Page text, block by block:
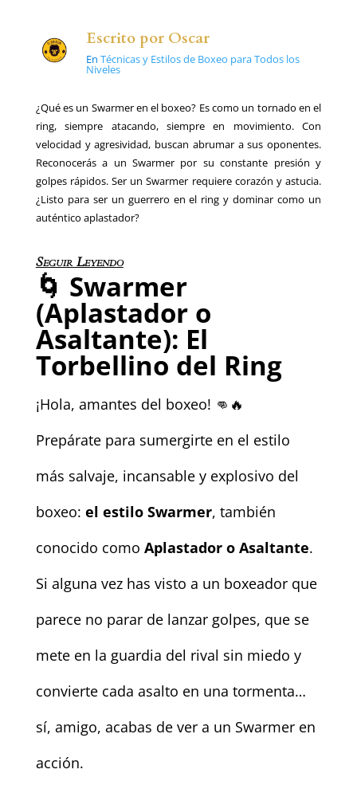
Escrito por Oscar
En Técnicas y Estilos de Boxeo para Todos los
Niveles
¿Qué es un Swarmer en el boxeo? Es como un tornado en el
ring, siempre atacando, siempre en movimiento. Con
velocidad y agresividad, buscan abrumar a sus oponentes.
Reconocerás a un Swarmer por su constante presión y
golpes rápidos. Ser un Swarmer requiere corazón y astucia.
¿Listo para ser un guerrero en el ring y dominar como un
auténtico aplastador?
Seguir Leyendo
🌀 Swarmer
(Aplastador o
Asaltante): El
Torbellino del Ring
¡Hola, amantes del boxeo! 👊🔥
Prepárate para sumergirte en el estilo
más salvaje, incansable y explosivo del
boxeo: el estilo Swarmer, también
conocido como Aplastador o Asaltante.
Si alguna vez has visto a un boxeador que
parece no parar de lanzar golpes, que se
mete en la guardia del rival sin miedo y
convierte cada asalto en una tormenta…
sí, amigo, acabas de ver a un Swarmer en
acción.